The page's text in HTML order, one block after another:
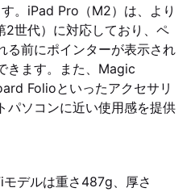
。iPad Pro（M2）は、より
世代）に対応しており、ペ
る前にポインターが表示され
きます。また、Magic
Folioといったアクセサリ
パソコンに近い使用感を提供
デルは重さ487g、厚さ